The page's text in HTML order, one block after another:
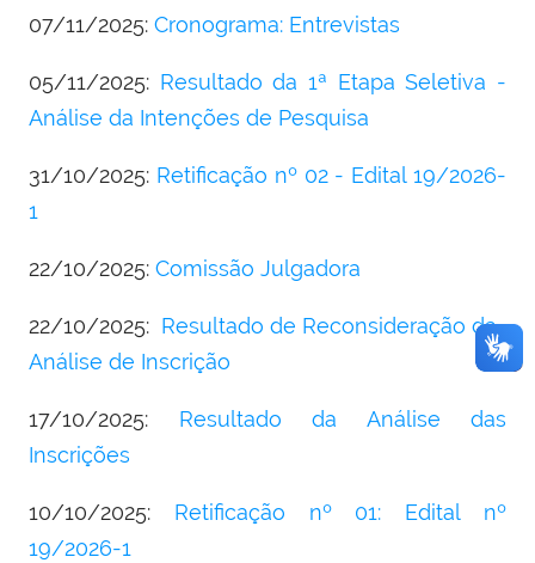
07/11/2025: Cronograma: Entrevistas
05/11/2025: Resultado da 1ª Etapa Seletiva -
Análise da Intenções de Pesquisa
31/10/2025: Retificação nº 02 - Edital 19/2026-
1
22/10/2025: Comissão Julgadora
22/10/2025: Resultado de Reconsideração da
Análise de Inscrição
17/10/2025: Resultado da Análise das
Inscrições
10/10/2025: Retificação nº 01: Edital nº
19/2026-1